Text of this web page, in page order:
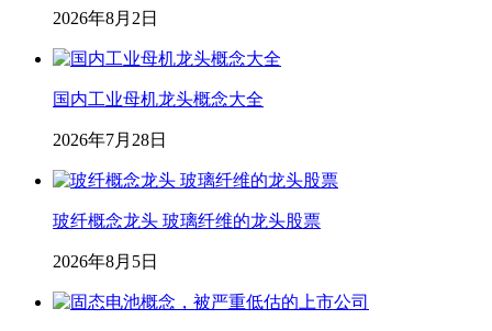
2026年8月2日
国内工业母机龙头概念大全
2026年7月28日
玻纤概念龙头 玻璃纤维的龙头股票
2026年8月5日